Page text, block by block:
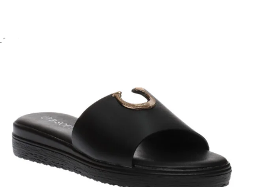
-50%